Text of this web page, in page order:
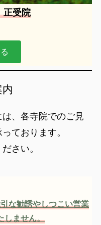
受院
、各寺院でのご見
ております。
さい。
な勧誘やしつこい営業
しません。